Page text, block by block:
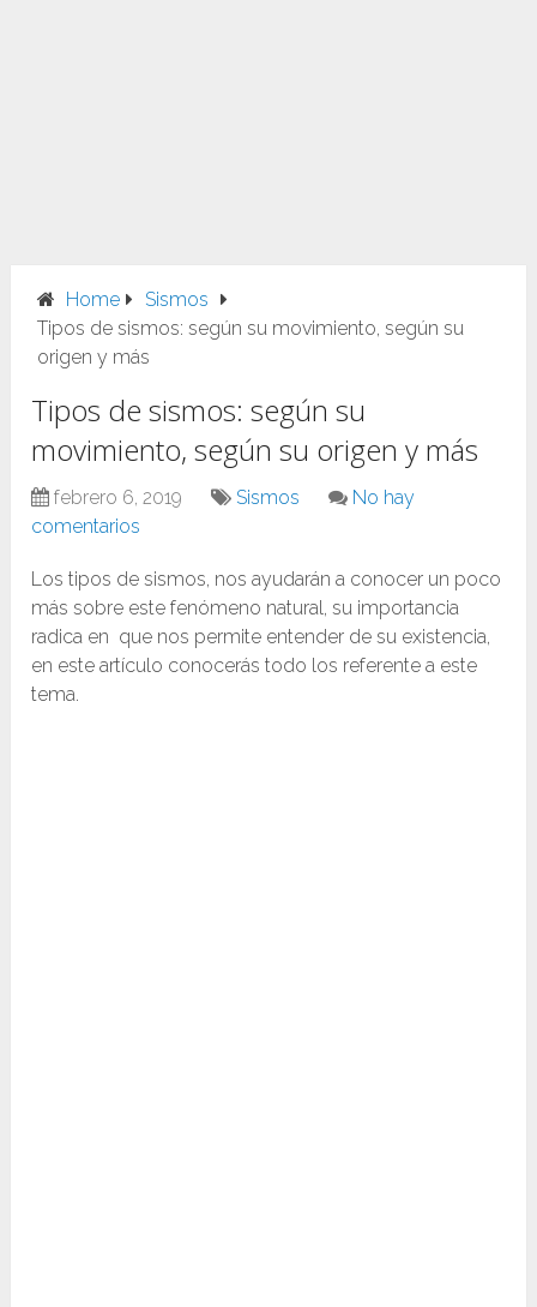
Home
Sismos
Tipos de sismos: según su movimiento, según su
origen y más
Tipos de sismos: según su
movimiento, según su origen y más
febrero 6, 2019 Sismos
No hay
comentarios
Los tipos de sismos, nos ayudarán a conocer un poco
más sobre este fenómeno natural, su importancia
radica en que nos permite entender de su existencia,
en este artículo conocerás todo los referente a este
tema.